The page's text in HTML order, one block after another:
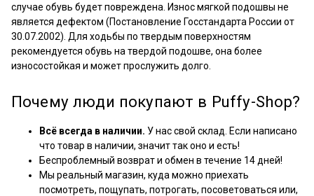
случае обувь будет повреждена. Износ мягкой подошвы не
является дефектом (Постановление Госстандарта России от
30.07.2002). Для ходьбы по твердым поверхностям
рекомендуется обувь на твердой подошве, она более
износостойкая и может прослужить долго.
Почему люди покупают в Puffy-Shop?
Всё всегда в наличии. У нас свой склад. Если написано
что товар в наличии, значит так оно и есть!
Беспроблемный возврат и обмен в течение 14 дней!
Мы реальный магазин, куда можно приехать
посмотреть, пощупать, потрогать, посоветоваться или,